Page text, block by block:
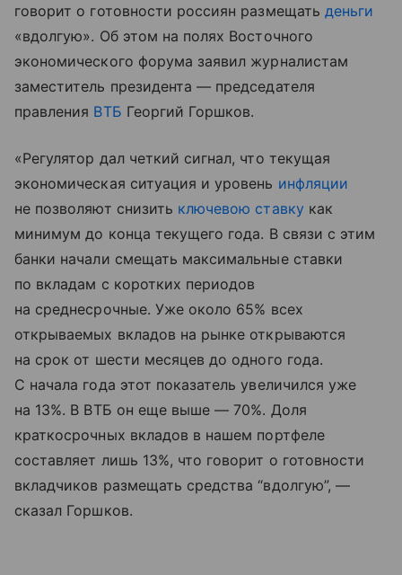
говорит о готовности россиян размещать деньги
«вдолгую». Об этом на полях Восточного
экономического форума заявил журналистам
заместитель президента — председателя
правления ВТБ Георгий Горшков.
«Регулятор дал четкий сигнал, что текущая
экономическая ситуация и уровень инфляции
не позволяют снизить ключевою ставку как
минимум до конца текущего года. В связи с этим
банки начали смещать максимальные ставки
по вкладам с коротких периодов
на среднесрочные. Уже около 65% всех
открываемых вкладов на рынке открываются
на срок от шести месяцев до одного года.
С начала года этот показатель увеличился уже
на 13%. В ВТБ он еще выше — 70%. Доля
краткосрочных вкладов в нашем портфеле
составляет лишь 13%, что говорит о готовности
вкладчиков размещать средства “вдолгую”, —
сказал Горшков.